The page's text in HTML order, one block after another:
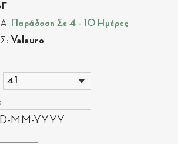
Παράδοση Σε 4 - 10 Ημέρες
Valauro